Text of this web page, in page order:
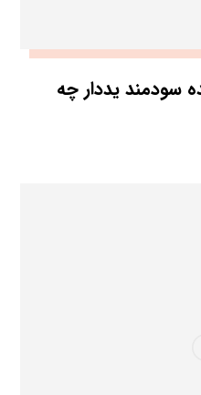
سودمند یددار چه